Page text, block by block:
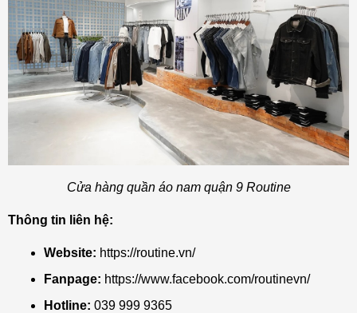
Cửa hàng quần áo nam quận 9 Routine
Thông tin liên hệ:
Website: https://routine.vn/
Fanpage: https://www.facebook.com/routinevn/
Hotline: 039 999 9365